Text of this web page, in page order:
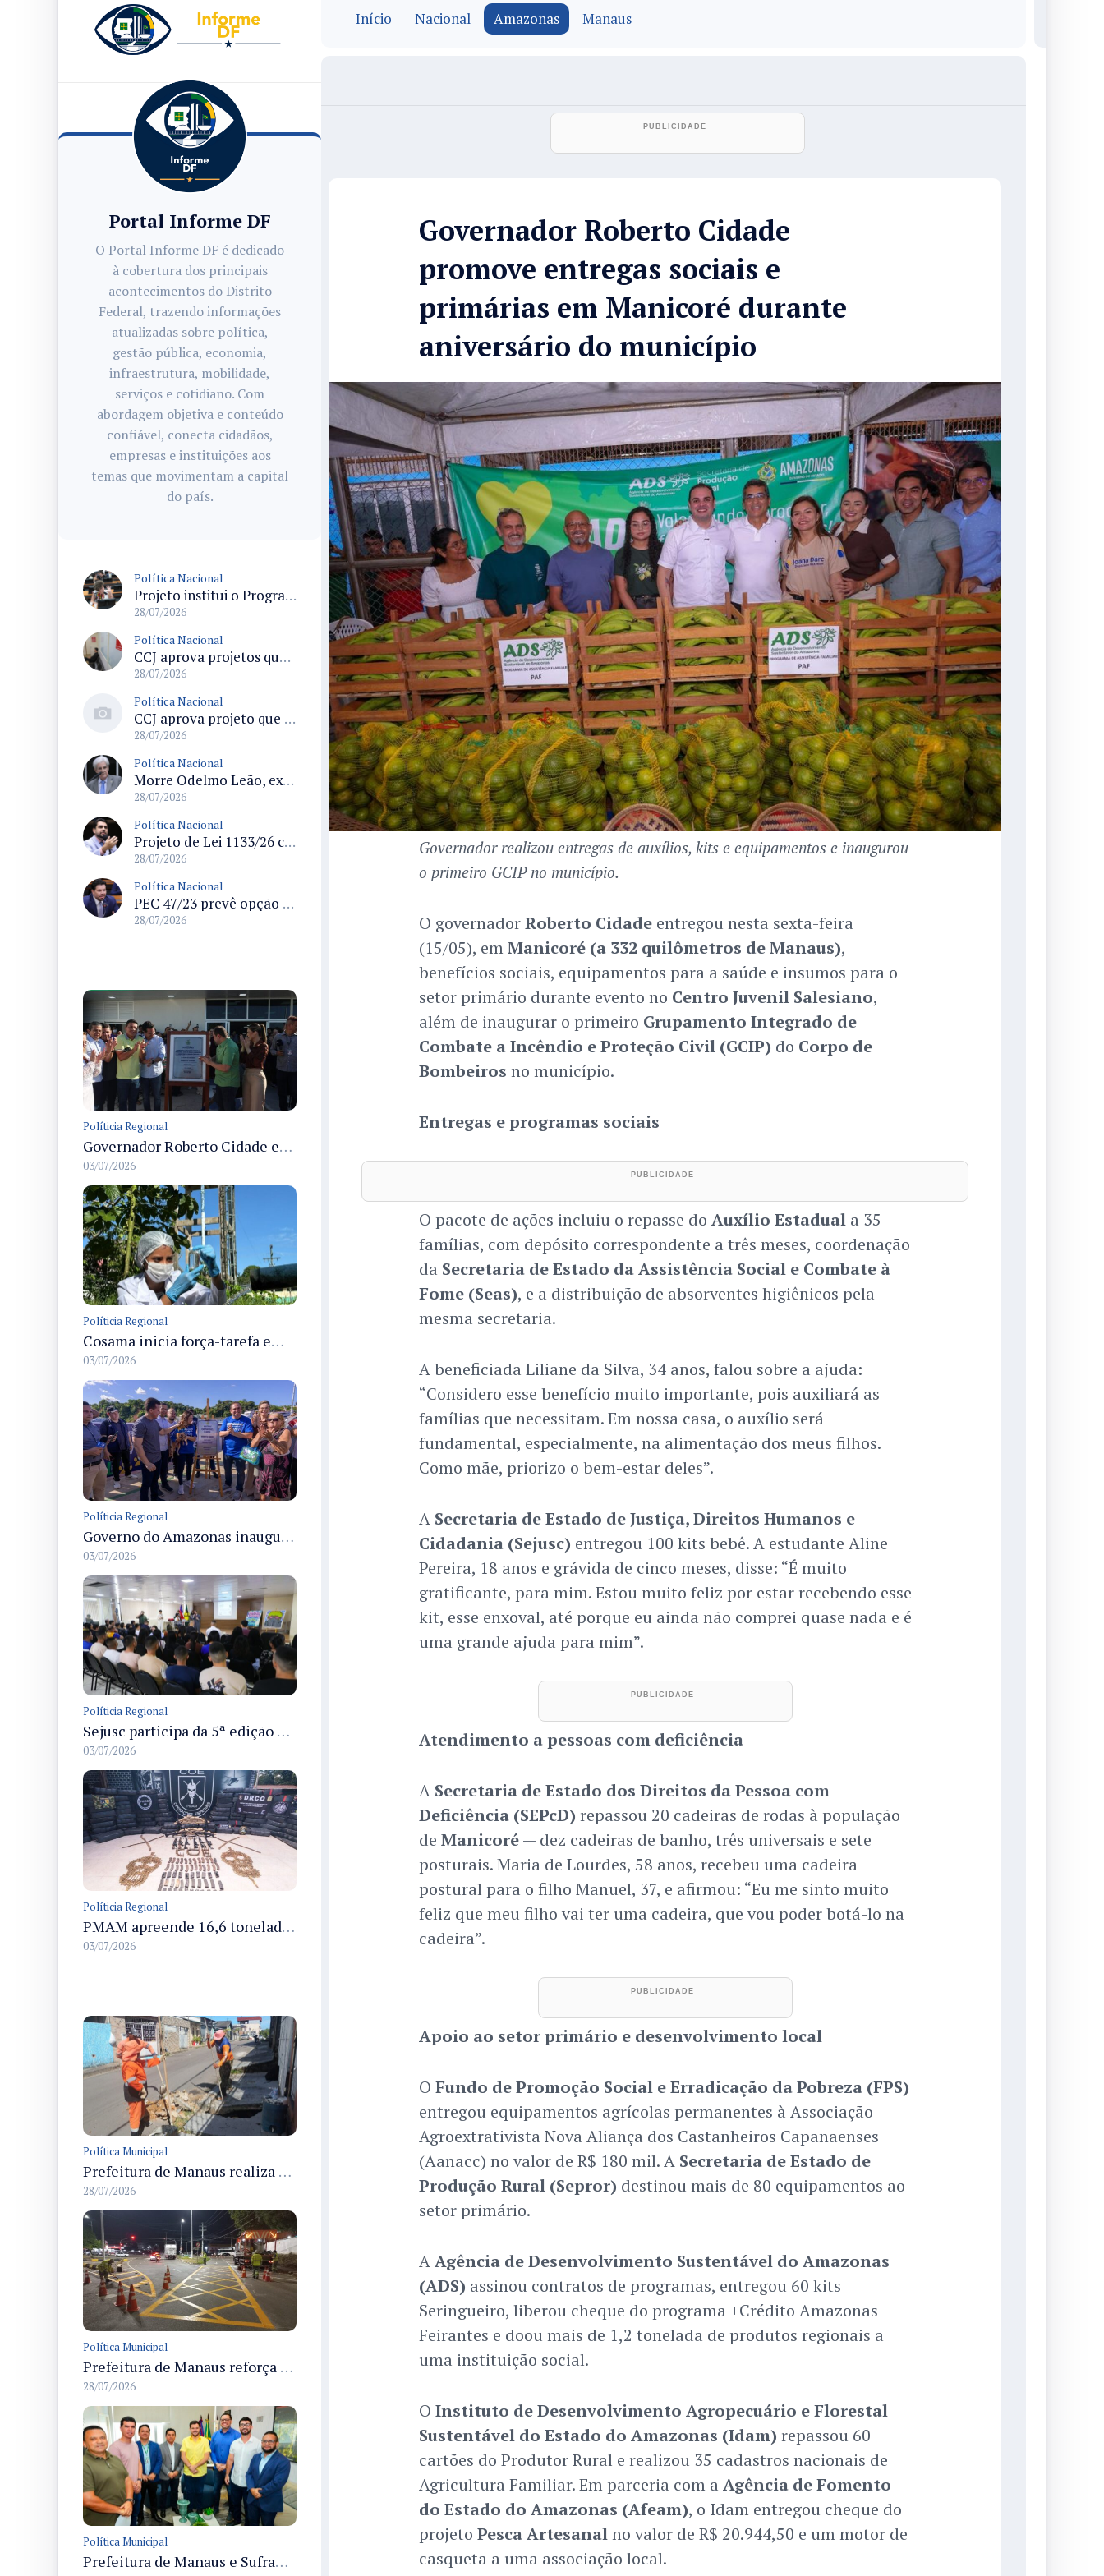
Portal Informe DF
O Portal Informe DF é dedicado
à cobertura dos principais
acontecimentos do Distrito
Federal, trazendo informações
atualizadas sobre política,
gestão pública, economia,
infraestrutura, mobilidade,
serviços e cotidiano. Com
abordagem objetiva e conteúdo
confiável, conecta cidadãos,
empresas e instituições aos
temas que movimentam a capital
do país.
Política Nacional
Projeto institui o Programa Nacional de Apoio ao Aleitamento Humano em Emergências (Prame) na Câmara dos Deputados
28/07/2026
Política Nacional
CCJ aprova projetos que criam datas comemorativas e reconhecem Uberlândia como capital do paradesporto
28/07/2026
Política Nacional
CCJ aprova projeto que reconhece soldadinho-do-araripe como ave-símbolo da Chapada do Araripe
28/07/2026
Política Nacional
Morre Odelmo Leão, ex-deputado federal e duas vezes prefeito de Uberlândia, aos 80 anos
28/07/2026
Política Nacional
Projeto de Lei 1133/26 cria política de atendimento psicológico voluntário com dedução no Imposto de Renda
28/07/2026
Política Nacional
PEC 47/23 prevê opção por remuneração da União para servidores dos ex-territórios do Amapá, Rondônia e Roraima
28/07/2026
Políticia Regional
Governador Roberto Cidade entrega readequação do ambulatório da FCecon e amplia capacidade de atendimento oncológico em Manaus
03/07/2026
Políticia Regional
Cosama inicia força-tarefa em Anamã para fortalecer abastecimento de água e segurança hídrica da população
03/07/2026
Políticia Regional
Governo do Amazonas inaugura primeiro Castramóvel Fluvial para atendimento veterinário às comunidades ribeirinhas e castração gratuita
03/07/2026
Políticia Regional
Sejusc participa da 5ª edição do Caminhos Literários com foco na cultura hip-hop nas unidades socioeducativas
03/07/2026
Políticia Regional
PMAM apreende 16,6 toneladas de entorpecentes e registra aumento nas prisões em flagrante e nas capturas de foragidos no primeiro semestre de 2026
03/07/2026
Política Municipal
Prefeitura de Manaus realiza manutenção da drenagem no bairro Alvorada 2 e repara a rede de escoamento das águas pluviais
28/07/2026
Política Municipal
Prefeitura de Manaus reforça sinalização horizontal em avenidas e complexos viários da cidade para melhorar visibilidade e segurança
28/07/2026
Política Municipal
Prefeitura de Manaus e Suframa firmam acordo para segurança no Polo Industrial de Manaus
Início Nacional Amazonas Manaus
Governador Roberto Cidade
promove entregas sociais e
primárias em Manicoré durante
aniversário do município
Governador realizou entregas de auxílios, kits e equipamentos e inaugurou
o primeiro GCIP no município.
O governadorRoberto Cidadeentregou nesta sexta-feira
(15/05), emManicoré (a 332 quilômetros de Manaus),
benefícios sociais, equipamentos para a saúde e insumos para o
setor primário durante evento no Centro Juvenil Salesiano,
além de inaugurar o primeiro Grupamento Integrado de
Combate a Incêndio e Proteção Civil (GCIP) do Corpo de
Bombeiros no município.
Entregas e programas sociais
O pacote de ações incluiu o repasse do Auxílio Estaduala 35
famílias, com depósito correspondente a três meses, coordenação
da Secretaria de Estado da Assistência Social e Combate à
Fome (Seas), e a distribuição de absorventes higiênicos pela
mesma secretaria.
A beneficiada Liliane da Silva, 34 anos, falou sobre a ajuda:
“Considero esse benefício muito importante, pois auxiliará as
famílias que necessitam. Em nossa casa, o auxílio será
fundamental, especialmente, na alimentação dos meus filhos.
Como mãe, priorizo o bem-estar deles”.
A Secretaria de Estado de Justiça, Direitos Humanos e
Cidadania (Sejusc) entregou 100 kits bebê. A estudante Aline
Pereira, 18 anos e grávida de cinco meses, disse: “É muito
gratificante, para mim. Estou muito feliz por estar recebendo esse
kit, esse enxoval, até porque eu ainda não comprei quase nada e é
uma grande ajuda para mim”.
Atendimento a pessoas com deficiência
A Secretaria de Estado dos Direitos da Pessoa com
Deficiência (SEPcD) repassou 20 cadeiras de rodas à população
de Manicoré— dez cadeiras de banho, três universais e sete
posturais. Maria de Lourdes, 58 anos, recebeu uma cadeira
postural para o filho Manuel, 37, e afirmou: “Eu me sinto muito
feliz que meu filho vai ter uma cadeira, que vou poder botá-lo na
cadeira”.
Apoio ao setor primário e desenvolvimento local
O Fundo de Promoção Social e Erradicação da Pobreza (FPS)
entregou equipamentos agrícolas permanentes à Associação
Agroextrativista Nova Aliança dos Castanheiros Capanaenses
(Aanacc) no valor de R$ 180 mil. A Secretaria de Estado de
Produção Rural (Sepror) destinou mais de 80 equipamentos ao
setor primário.
AAgência de Desenvolvimento Sustentável do Amazonas
(ADS) assinou contratos de programas, entregou 60 kits
Seringueiro, liberou cheque do programa +Crédito Amazonas
Feirantes e doou mais de 1,2 tonelada de produtos regionais a
uma instituição social.
O Instituto de Desenvolvimento Agropecuário e Florestal
Sustentável do Estado do Amazonas (Idam) repassou 60
cartões do Produtor Rural e realizou 35 cadastros nacionais de
Agricultura Familiar. Em parceria com a Agência de Fomento
do Estado do Amazonas (Afeam), o Idam entregou cheque do
projeto Pesca Artesanalno valor de R$ 20.944,50 e um motor de
casqueta a uma associação local.